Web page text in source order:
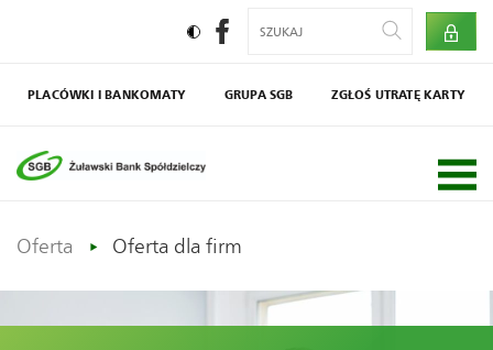
PLACÓWKI I BANKOMATY GRUPA SGB ZGŁOŚ UTRATĘ KARTY
Oferta Oferta dla firm